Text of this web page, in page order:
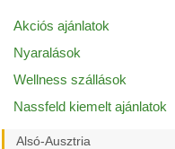
Akciós ajánlatok
Nyaralások
Wellness szállások
Nassfeld kiemelt ajánlatok
Alsó-Ausztria